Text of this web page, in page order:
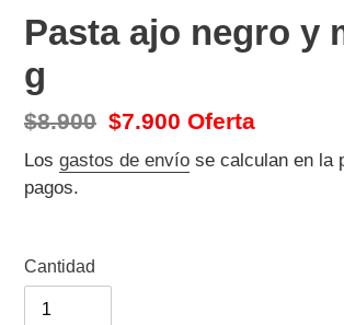
Pasta ajo negro y
g
Precio
habitual
$8.900 Precio
de
$7.900 Oferta
Los gastos de envío se calculan en la
pagos.
Cantidad